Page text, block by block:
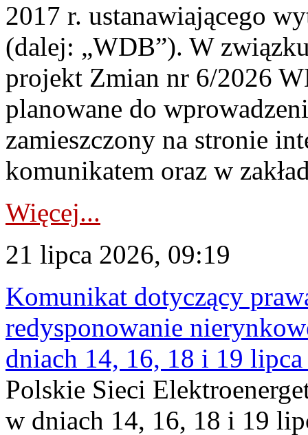
2017 r. ustanawiającego
(dalej: „WDB”). W
projekt Zmian nr 6/2026
planowane do
zamieszczony na stronie
komunikatem oraz w
Więcej...
21 lipca 2026, 09:19
Komunikat dotyczący
redysponowanie
dniach 14, 16, 18 i 19
Polskie Sieci
w dniach 14, 16, 18 i 19